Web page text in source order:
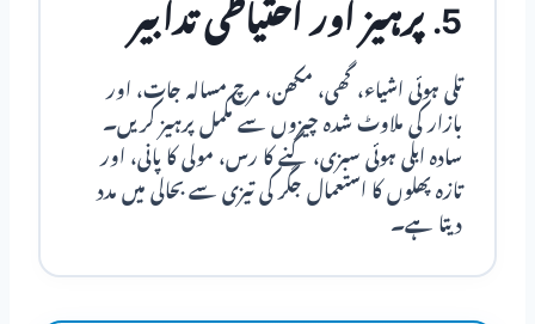
5. پرہیز اور احتیاطی تدابیر
تلی ہوئی اشیاء، گھی، مکھن، مرچ مسالہ جات، اور
بازار کی ملاوٹ شدہ چیزوں سے مکمل پرہیز کریں۔
سادہ ابلی ہوئی سبزی، گنے کا رس، مولی کا پانی، اور
تازہ پھلوں کا استعمال جگر کی تیزی سے بحالی میں مدد
دیتا ہے۔